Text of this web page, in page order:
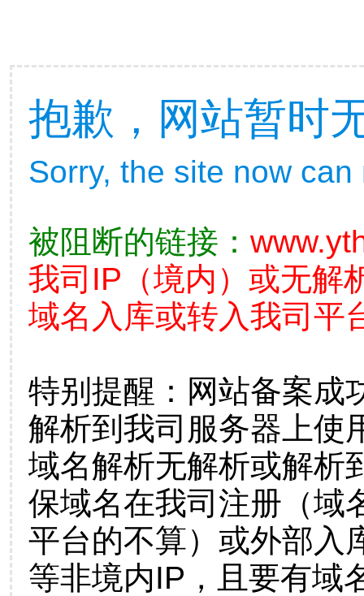
抱歉，网站暂时
Sorry, the site now
被阻断的链接：
我司IP（境内）或无解
域名入库或转入我司平
特别提醒：网站备案成
解析到我司服务器上使
域名解析无解析或解析
保域名在我司注册（域
平台的不算）或外部入
等非境内IP，且要有域